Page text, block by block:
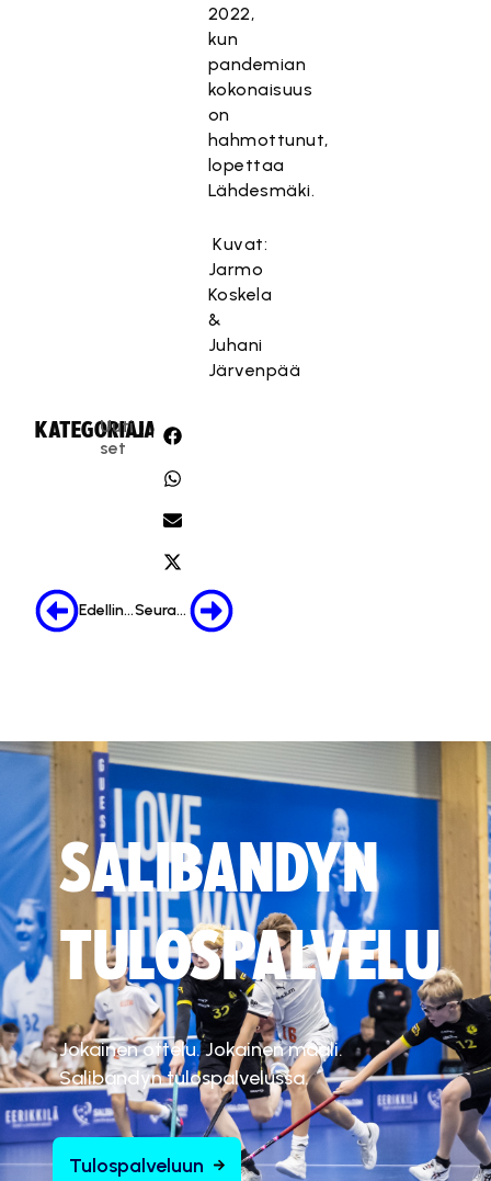
2022,
kun
pandemian
kokonaisuus
on
hahmottunut,
lopettaa
Lähdesmäki.
Kuvat:
Jarmo
Koskela
&
Juhani
Järvenpää
KATEGORIA:
Uuti
set
JAA:
Edellinen Seuraava
SALIBANDYN
TULOSPALVELU
Jokainen ottelu. Jokainen maali.
Salibandyn tulospalvelussa.
Tulospalveluun